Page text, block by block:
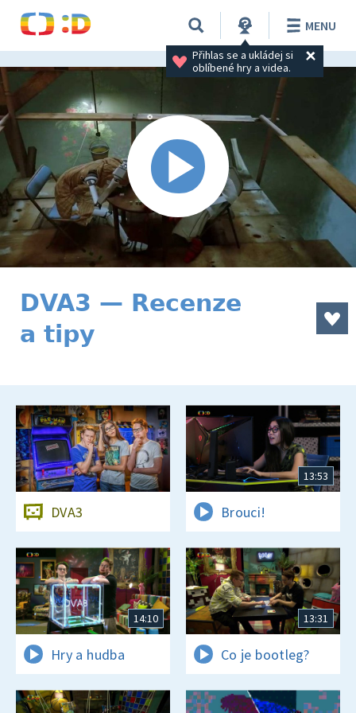
Přihlas se a ukládej si
oblíbené hry a videa.
MENU
DVA3 — Recenze
a tipy
DVA3
13:53
Brouci!
14:10
Hry a hudba
13:31
Co je bootleg?